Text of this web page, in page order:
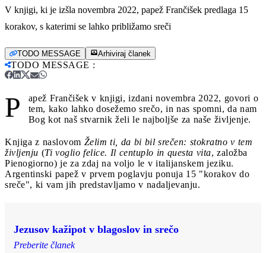
V knjigi, ki je izšla novembra 2022, papež Frančišek predlaga 15
korakov, s katerimi se lahko približamo sreči
TODO MESSAGE Arhiviraj članek
TODO MESSAGE :
P
apež Frančišek v knjigi, izdani novembra 2022, govori o
tem, kako lahko dosežemo srečo, in nas spomni, da nam
Bog kot naš stvarnik želi le najboljše za naše življenje.
Knjiga z naslovom Želim ti, da bi bil srečen: stokratno v tem
življenju (Ti voglio felice. Il centuplo in questa vita, založba
Pienogiorno) je za zdaj na voljo le v italijanskem jeziku.
Argentinski papež v prvem poglavju ponuja 15 "korakov do
sreče", ki vam jih predstavljamo v nadaljevanju.
Jezusov kažipot v blagoslov in srečo
Preberite članek